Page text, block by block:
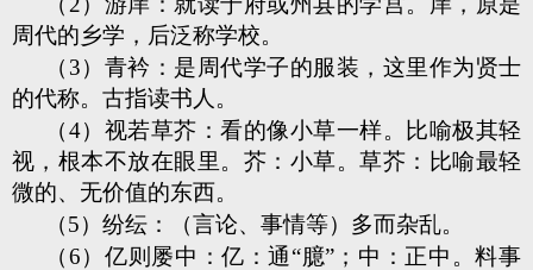
周代的乡学，后泛称学校。
（3）青衿：是周代学子的服装，这里作为贤士
的代称。古指读书人。
（4）视若草芥：看的像小草一样。比喻极其轻
视，根本不放在眼里。芥：小草。草芥：比喻最轻
微的、无价值的东西。
（5）纷纭：（言论、事情等）多而杂乱。
（6）亿则屡中：亿：通“臆”；中：正中。料事